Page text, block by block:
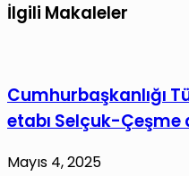
İlgili Makaleler
Cumhurbaşkanlığı
etabı Selçuk-Çeşme
Mayıs 4, 2025